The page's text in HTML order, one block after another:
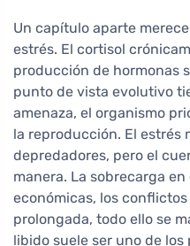
Un capítulo aparte
estrés. El cortisol
producción de hormonas
punto de vista evolutivo
amenaza, el organismo
la reproducción. El estrés
depredadores, pero el
manera. La sobrecarga
económicas, los
prolongada, todo ello se
libido suele ser uno de